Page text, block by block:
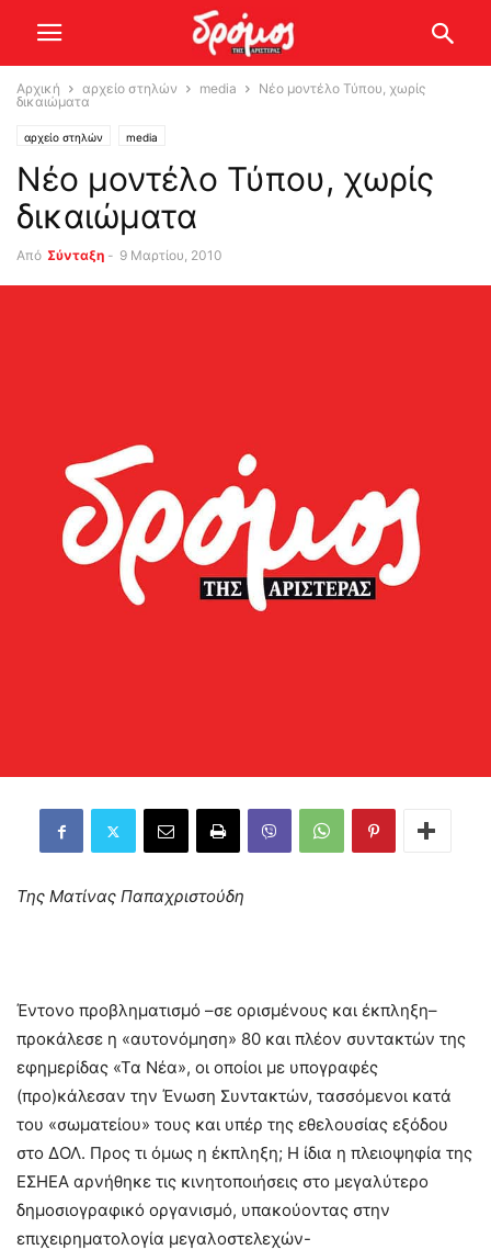
Αρχική αρχείο στηλών media
Νέο μοντέλο Τύπου, χωρίς
δικαιώματα
αρχείο στηλών media
Νέο μοντέλο Τύπου, χωρίς
δικαιώματα
Από Σύνταξη - 9 Μαρτίου, 2010
Της Ματίνας Παπαχριστούδη
Έντονο προβληματισμό –σε ορισμένους και έκπληξη–
προκάλεσε η «αυτονόμηση» 80 και πλέον συντακτών της
εφημερίδας «Τα Νέα», οι οποίοι με υπογραφές
(προ)κάλεσαν την Ένωση Συντακτών, τασσόμενοι κατά
του «σωματείου» τους και υπέρ της εθελουσίας εξόδου
στο ΔΟΛ. Προς τι όμως η έκπληξη; Η ίδια η πλειοψηφία της
ΕΣΗΕΑ αρνήθηκε τις κινητοποιήσεις στο μεγαλύτερο
δημοσιογραφικό οργανισμό, υπακούοντας στην
επιχειρηματολογία μεγαλοστελεχών-